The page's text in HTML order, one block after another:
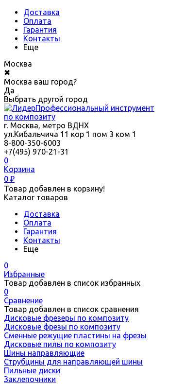
Доставка
Оплата
Гарантия
Контакты
Еще
Москва
✖
Москва ваш город?
Да
Выбрать другой город
Профессиональный инструмент
по композиту
г. Москва, метро ВДНХ
ул.Кибальчича 11 кор 1 пом 3 ком 1
8-800-350-6003
+7(495) 970-21-31
0
Корзина
0 ₽
Товар добавлен в корзину!
Каталог товаров
Доставка
Оплата
Гарантия
Контакты
Еще
0
Избранные
Товар добавлен в список избранных
0
Сравнение
Товар добавлен в список сравнения
Дисковые фрезеры по композиту
Дисковые фрезы по композиту
Сменные режущие пластины на фрезы
Дисковые пилы по композиту
Шины направляющие
Струбцины для направляющей шины
Пильные диски
Заклепочники